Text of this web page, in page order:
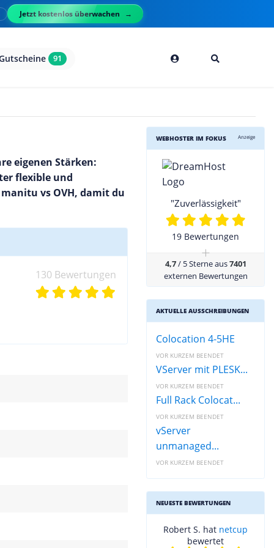
Jetzt kostenlos überwachen
91
eigenen Stärken:
flexible und
vs OVH, damit du
130 Bewertungen
WEBHOSTER IM FOKUS Anzeige
"Zuverlässigkeit"
19 Bewertungen
+
4,7/ 5 Sterne aus7401
externen Bewertungen
AKTUELLE AUSSCHREIBUNGEN
Colocation 4-5HE
VOR KURZEM BEENDET
VServer mit PLESK...
VOR KURZEM BEENDET
Full Rack Colocat...
VOR KURZEM BEENDET
vServer
unmanaged...
VOR KURZEM BEENDET
NEUESTE BEWERTUNGEN
Robert S. hat netcup
bewertet